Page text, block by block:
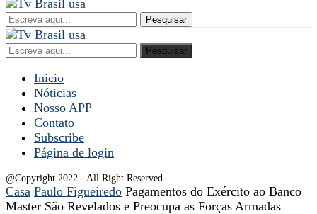
Pesquisar
Pesquisar
Inicio
Nóticias
Nosso APP
Contato
Subscribe
Página de login
@Copyright 2022 - All Right Reserved.
Casa Paulo Figueiredo Pagamentos do Exército ao Banco
Master São Revelados e Preocupa as Forças Armadas